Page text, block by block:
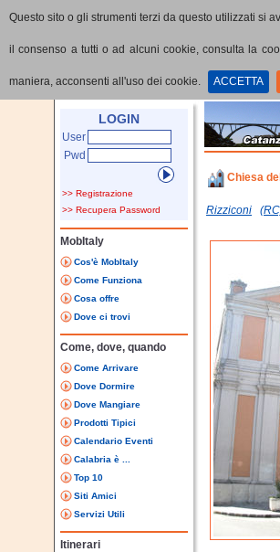
Questo sito o gli strumenti terzi da questo utilizzati si
il consenso a tutti o ad alcuni cookie, consulta la
maniera, acconsenti all'uso dei cookie. ACCETTA
Dettaglio PoI
LOGIN
User
Pwd
>> Registrazione
>> Recupera Password
MobItaly
Cos'è MobItaly
Come Funziona
Cosa offre
Dove ci trovi
Come, dove, quando
Come Arrivare
Dove Dormire
Dove Mangiare
Prodotti Tipici
Calendario Eventi
Calabria è ...
Top 10
Siti Amici
Servizi Utili
Itinerari
Chiesa
Rizziconi